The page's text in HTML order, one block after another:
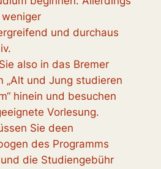
und durchaus
also in das Bremer
„Alt und Jung studieren
hinein und besuchen
Vorlesung.
Sie deen
des Programms
die Studiengebühr